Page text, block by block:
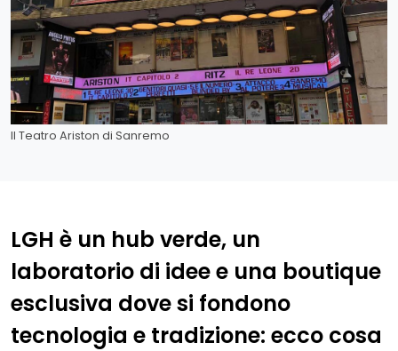
Il Teatro Ariston di Sanremo
LGH è un hub verde, un
laboratorio di idee e una boutique
esclusiva dove si fondono
tecnologia e tradizione: ecco cosa